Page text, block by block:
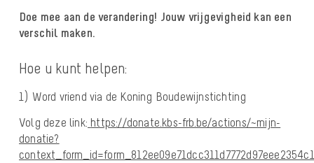
Doe mee aan de verandering! Jouw vrijgevigheid kan een
verschil maken.
Hoe u kunt helpen:
1) Word vriend via de Koning Boudewijnstichting
Volg deze link: https://donate.kbs-frb.be/actions/~mijn-
donatie?